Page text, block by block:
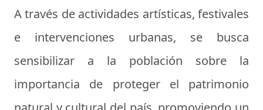
A través de actividades artísticas, festivales
e intervenciones urbanas, se busca
sensibilizar a la población sobre la
importancia de proteger el patrimonio